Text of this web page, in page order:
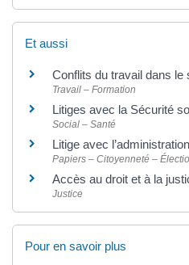
Et aussi
Conflits du travail dans le
Travail – Formation
Litiges avec la Sécurité
Social – Santé
Litige avec l’administration
Papiers – Citoyenneté –
Accès au droit et à la
Justice
Pour en savoir plus